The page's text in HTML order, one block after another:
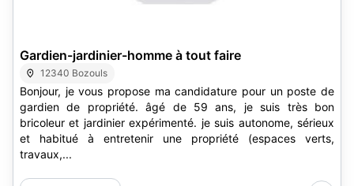
Gardien-jardinier-homme à tout faire
12340 Bozouls
Bonjour, je vous propose ma candidature pour un poste de
gardien de propriété. âgé de 59 ans, je suis très bon
bricoleur et jardinier expérimenté. je suis autonome, sérieux
et habitué à entretenir une propriété (espaces verts,
travaux,...